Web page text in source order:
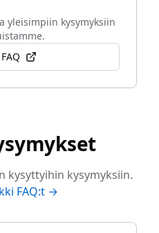
yleisimpiin kysymyksiin
kysyttyihin kysymyksiin.
FAQ:t →